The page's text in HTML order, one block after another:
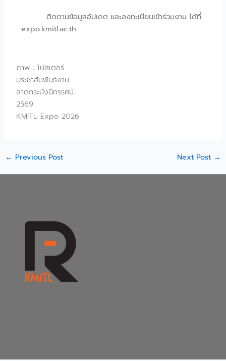
ติดตามข้อมูลอัปเดต และลงทะเบียนเข้าร่วมงาน ได้ที่
expo.kmitl.ac.th
ภาพ : โปสเตอร์
ประชาสัมพันธ์งาน
ลาดกระบังนิทรรศน์
2569
KMITL Expo 2026
← Previous Post Next Post →